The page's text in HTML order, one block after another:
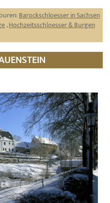
Barockschloesser in Sachsen
,Hochzeitsschloesser & Burgen